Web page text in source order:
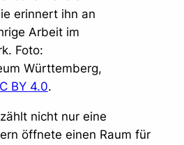
erinnert ihn an
Arbeit im
Foto:
Württemberg,
BY 4.0.
nicht nur eine
öffnete einen Raum für